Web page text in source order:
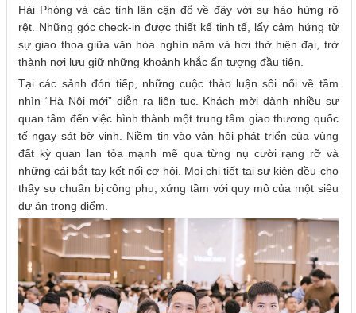
Hải Phòng và các tỉnh lân cận đổ về đây với sự hào hứng rõ
rệt. Những góc check-in được thiết kế tinh tế, lấy cảm hứng từ
sự giao thoa giữa văn hóa nghìn năm và hơi thở hiện đại, trở
thành nơi lưu giữ những khoảnh khắc ấn tượng đầu tiên.
Tại các sảnh đón tiếp, những cuộc thảo luận sôi nổi về tầm
nhìn “Hà Nội mới” diễn ra liên tục. Khách mời dành nhiều sự
quan tâm đến việc hình thành một trung tâm giao thương quốc
tế ngay sát bờ vịnh. Niềm tin vào vận hội phát triển của vùng
đất kỳ quan lan tỏa mạnh mẽ qua từng nụ cười rạng rỡ và
những cái bắt tay kết nối cơ hội. Mọi chi tiết tại sự kiện đều cho
thấy sự chuẩn bị công phu, xứng tầm với quy mô của một siêu
dự án trọng điểm.